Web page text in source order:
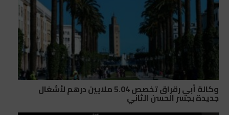
وكالة أبي رقراق تخصص 5.04 ملايين درهم لأشغال
جديدة بجسر الحسن الثاني